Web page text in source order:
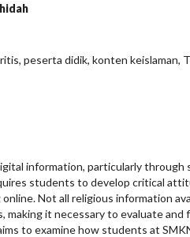
peserta didik, konten keislaman,
information, particularly through
students to develop critical
Not all religious information
making it necessary to evaluate
to examine how students at